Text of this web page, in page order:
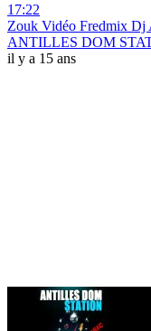
17:22
Zouk Vidéo Fredmix Dj
ANTILLES DOM
il y a 15 ans